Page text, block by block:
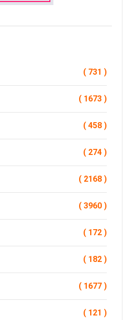
( 731 )
( 1673 )
( 458 )
( 274 )
( 2168 )
( 3960 )
( 172 )
( 182 )
( 1677 )
( 121 )